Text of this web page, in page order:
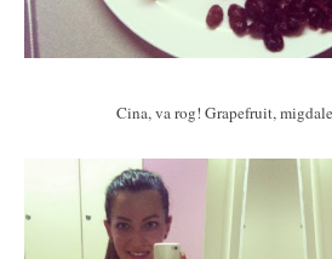
Cina, va rog! Grapefruit,